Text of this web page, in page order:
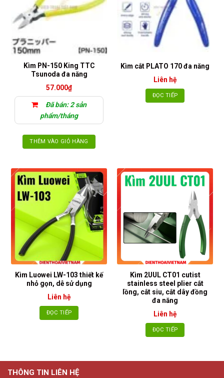
Kìm PN-150 King TTC
Tsunoda đa năng
57.000₫
Đã bán: 2 sản
phẩm/tháng
THÊM VÀO GIỎ HÀNG
Kìm cắt PLATO 170 đa năng
Liên hệ
ĐỌC TIẾP
Kìm Luowei LW-103 thiết kế
nhỏ gọn, dễ sử dụng
Liên hệ
ĐỌC TIẾP
Kìm 2UUL CT01 cutist
stainless steel plier cắt
lồng, cắt siu, cắt dây đồng
đa năng
Liên hệ
ĐỌC TIẾP
THÔNG TIN LIÊN HỆ